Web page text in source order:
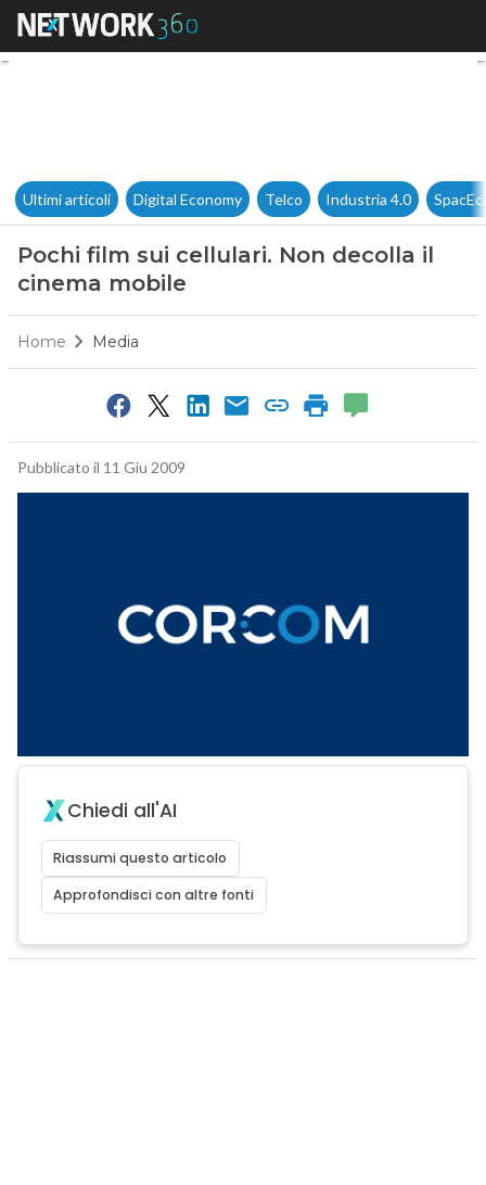
Pochi film sui cellulari. Non
Ultimi articoli Digital Economy Telco Industria 4.0
Pochi film sui cellulari. Non decolla il
cinema mobile
Home Media
Pubblicato il 11 Giu 2009
Chiedi all'AI
Riassumi questo articolo
Approfondisci con altre fonti